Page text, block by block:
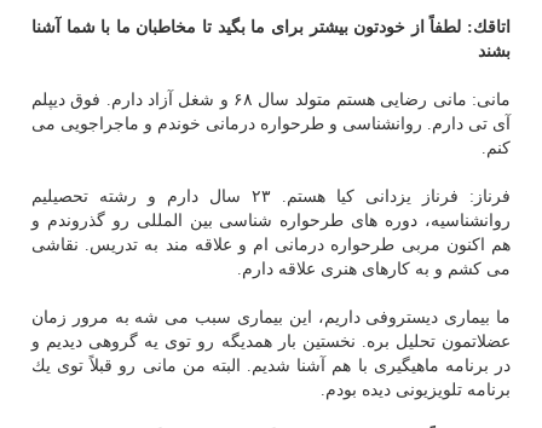
اتاقك: لطفاً از خودتون بیشتر برای ما بگید تا مخاطبان ما با شما آشنا
بشند
مانی: مانی رضایی هستم متولد سال ۶۸ و شغل آزاد دارم. فوق دیپلم
آی تی دارم. روانشناسی و طرحواره درمانی خوندم و ماجراجویی می
كنم.
فرناز: فرناز یزدانی كیا هستم. ۲۳ سال دارم و رشته تحصیلیم
روانشناسیه، دوره های طرحواره شناسی بین المللی رو گذروندم و
هم اكنون مربی طرحواره درمانی ام و علاقه مند به تدریس. نقاشی
می كشم و به كارهای هنری علاقه دارم.
ما بیماری دیستروفی داریم، این بیماری سبب می شه به مرور زمان
عضلاتمون تحلیل بره. نخستین بار همدیگه رو توی یه گروهی دیدیم و
در برنامه ماهیگیری با هم آشنا شدیم. البته من مانی رو قبلاً توی یك
برنامه تلویزیونی دیده بودم.